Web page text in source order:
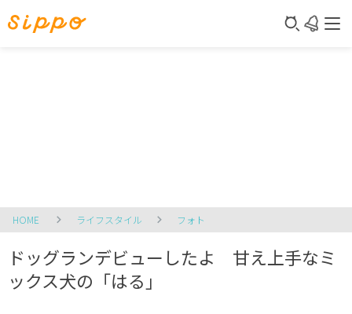
HOME ライフスタイル フォト
ドッグランデビューしたよ 甘え上手なミ
ックス犬の「はる」